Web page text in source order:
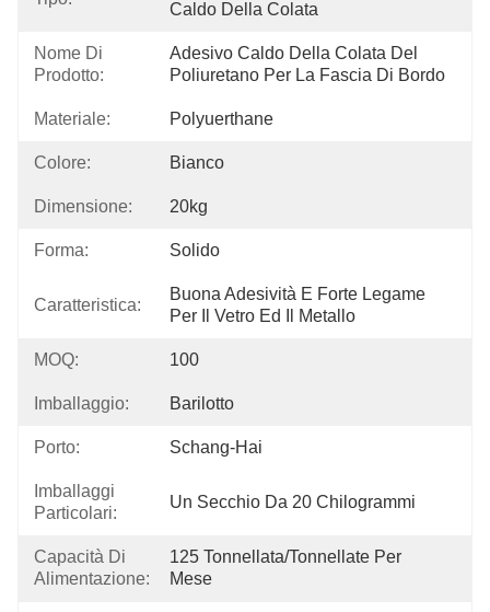
Caldo Della Colata
Nome Di
Prodotto:
Adesivo Caldo Della Colata Del
Poliuretano Per La Fascia Di Bordo
Materiale: Polyuerthane
Colore: Bianco
Dimensione: 20kg
Forma: Solido
Caratteristica:
Buona Adesività E Forte Legame
Per Il Vetro Ed Il Metallo
MOQ: 100
Imballaggio: Barilotto
Porto: Schang-Hai
Imballaggi
Particolari:
Un Secchio Da 20 Chilogrammi
Capacità Di
Alimentazione:
125 Tonnellata/tonnellate Per
Mese